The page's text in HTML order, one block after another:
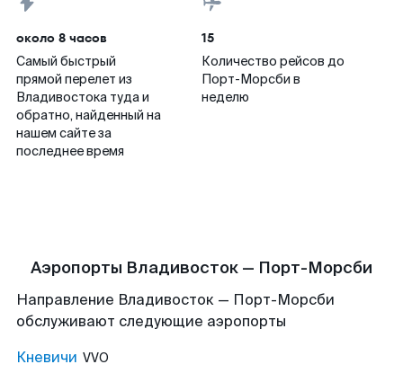
около 8 часов
Самый быстрый
прямой перелет из
Владивостока туда и
обратно, найденный на
нашем сайте за
последнее время
15
Количество рейсов до
Порт-Морсби в
неделю
Аэропорты Владивосток — Порт-Морсби
Направление Владивосток — Порт-Морсби
обслуживают следующие аэропорты
Кневичи VVO